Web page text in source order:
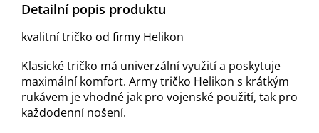
Detailní popis produktu
kvalitní tričko od firmy Helikon
Klasické tričko má univerzální využití a poskytuje
maximální komfort. Army tričko Helikon s krátkým
rukávem je vhodné jak pro vojenské použití, tak pro
každodenní nošení.